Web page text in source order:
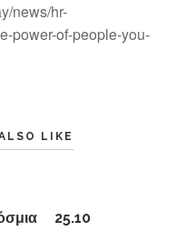
news/hr-
power-of-people-you-
LIKE
25.10